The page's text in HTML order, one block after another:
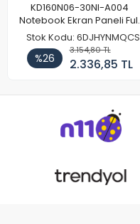
KD160N06-30NI-A004
Notebook Ekran Paneli Full
HD
Stok Kodu: 6DJHYNMQCS
%26
3.154,80 TL
2.336,85 TL